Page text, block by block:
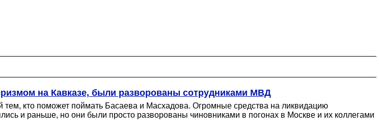
на Кавказе, были разворованы сотрудниками МВД
кто поможет поймать Басаева и Масхадова. Огромные средства на ликвидацию
и раньше, но они были просто разворованы чиновниками в погонах в Москве и их коллегами